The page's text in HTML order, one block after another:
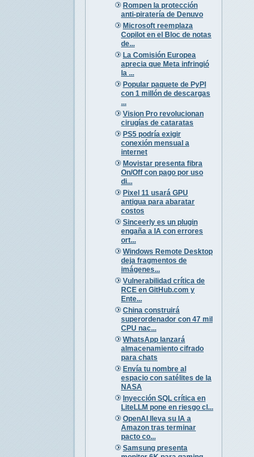
Rompen la protección
anti-piratería de Denuvo
Microsoft reemplaza
Copilot en el Bloc de notas
de...
La Comisión Europea
aprecia que Meta infringió
la ...
Popular paquete de PyPI
con 1 millón de descargas
...
Vision Pro revolucionan
cirugías de cataratas
PS5 podría exigir
conexión mensual a
internet
Movistar presenta fibra
On/Off con pago por uso
di...
Pixel 11 usará GPU
antigua para abaratar
costos
Sinceerly es un plugin
engaña a IA con errores
ort...
Windows Remote Desktop
deja fragmentos de
imágenes...
Vulnerabilidad crítica de
RCE en GitHub.com y
Ente...
China construirá
superordenador con 47 mil
CPU nac...
WhatsApp lanzará
almacenamiento cifrado
para chats
Envía tu nombre al
espacio con satélites de la
NASA
Inyección SQL crítica en
LiteLLM pone en riesgo cl...
OpenAI lleva su IA a
Amazon tras terminar
pacto co...
Samsung presenta